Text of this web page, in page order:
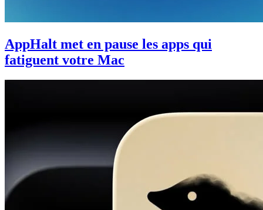
AppHalt met en pause les apps qui
fatiguent votre Mac